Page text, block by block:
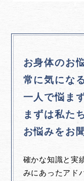
お身体のお
常に気にな
一人で悩まず
まずは私た
お悩みをお
確かな知識と実
みにあったアド